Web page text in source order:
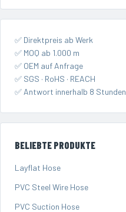
✅ Direktpreis ab Werk
✅ MOQ ab 1.000 m
✅ OEM auf Anfrage
✅ SGS · RoHS · REACH
✅ Antwort innerhalb 8 Stunden
BELIEBTE PRODUKTE
Layflat Hose
PVC Steel Wire Hose
PVC Suction Hose